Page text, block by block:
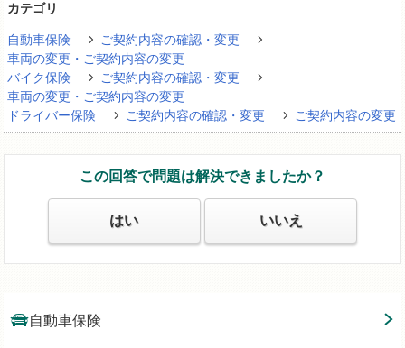
カテゴリ
自動車保険
ご契約内容の確認・変更
車両の変更・ご契約内容の変更
バイク保険
ご契約内容の確認・変更
車両の変更・ご契約内容の変更
ドライバー保険
ご契約内容の確認・変更 ご契約内容の変更
この回答で問題は解決できましたか？
はい いいえ
自動車保険